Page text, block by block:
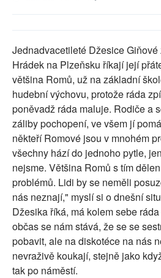
Jednadvacetileté Džesice
Hrádek na Plzeňsku říkají její
většina Romů, už na základní
hudební výchovu, protože ráda
poněvadž ráda maluje. Rodiče a
záliby pochopení, ve všem jí
někteří Romové jsou v mnohém
všechny hází do jednoho pytle,
nejsme. Většina Romů s tím
problémů. Lidi by se neměli
nás neznají," myslí si o dnešní
Džesika říká, má kolem sebe
občas se nám stává, že se se
pobavit, ale na diskotéce na nás
nevraživě koukají, stejně jako
tak po náměstí.